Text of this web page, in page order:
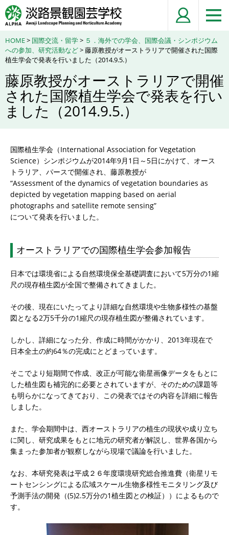
HOME> 国際交流・留学> ５．海外での学会、国際会議・シンポジウム
への参加、研究活動など> 藤原教授がオーストラリアで開催された国際
植生学会で発表を行いました（2014.9.5.）
藤原教授がオーストラリアで開催
された国際植生学会で発表を行い
ました（2014.9.5.）
国際植生学会（International Association for Vegetation
Science）シンポジウムが2014年9月1日～5日にかけて、オース
トラリア、パースで開催され、藤原教授が
“Assessment of the dynamics of vegetation boundaries as
depicted by vegetation mapping based on aerial
photographs and satellite remote sensing”
について発表を行いました。
オーストラリアでの国際植生学会参加報告
日本では環境省による自然環境保全基礎調査において5万分の1縮
尺の現存植生図が全国で整備されてきました。
その後、現在にいたってより詳細な自然環境や生物多様性の基盤
図となる2万5千分の1縮尺の現存植生図が整備されています。
しかし、詳細になった分、作成に時間がかかり、2013年現在で
日本全土の約64％の完成にとどまっています。
そこでより短期間で作成、改正が可能な衛星画像データをもとに
した植生図も補完的に必要とされていますが、そのための課題等
も明らかになってきており、この発表ではその内容を詳細に報告
しました。
また、学会期間中は、西オーストラリアの植生の現状や成り立ち
に関し、研究成果をもとに地元の研究者が解説し、世界各国から
集まった参加者が観察しながら現場で議論を行いました。
なお、本研究発表は平成２６年度環境研究総合推進費（衛星リモ
ートセンシングによる広域スケール生物多様性モニタリング及び
予測手法の開発（(5)2.5万分の1植生図との検証））によるもので
す。